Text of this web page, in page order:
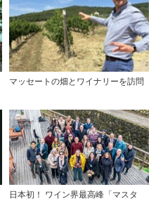
マッセートの畑とワイナリーを訪問
日本初！ ワイン界最高峰「マスタ